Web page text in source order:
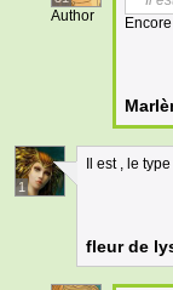
Author
1
Il est , le
fleur de